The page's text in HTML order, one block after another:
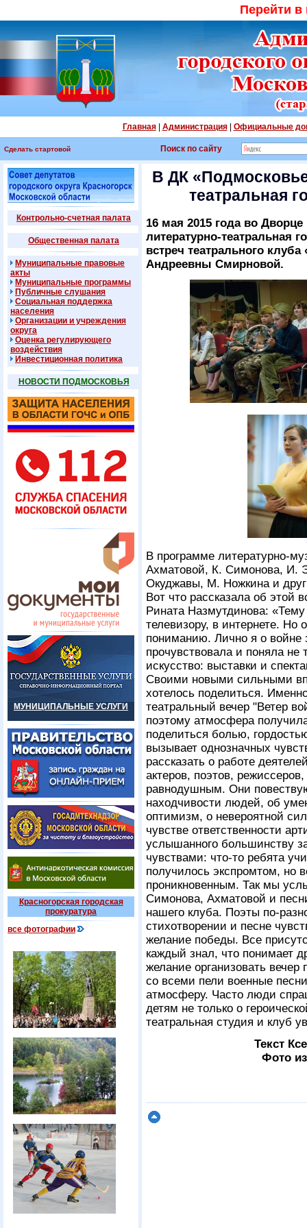
Перейти
Главная| Администрация| Официальные
Сделать стартовой Поиск по сайту
Контрольно-счетная палата
Общественная палата
Муниципальные правовые
акты
Муниципальные программы
Публичные слушания
Социальная поддержка
населения
Организации и учреждения
округа
Оценка регулирующего
воздействия
Инвестиционная политика
НОВОСТИ ПОДМОСКОВЬЯ
МУНИЦИПАЛЬНЫЕ УСЛУГИ
Красногорская городская
прокуратура
все фотографии
В ДК
театральная
16 мая 2015 года во
литературно-театральная
встреч театрального
Андреевны Смирновой.
В программе литературно-
Ахматовой, К. Симонова, И.
Окуджавы, М. Ножкина и
Вот что рассказала об этой
Рината Назмутдинова:
телевизору, в интернете. Но
пониманию. Лично я о войне
прочувствовала и поняла
искусство: выставки и
Своими новыми сильными
хотелось поделиться.
театральный вечер "Ветер
поэтому атмосфера
поделиться болью,
вызывает однозначных
рассказать о работе
актеров, поэтов,
равнодушным. Они
находчивости людей, об
оптимизм, о невероятной
чувстве ответственности
услышанного большинству
чувствами: что-то ребята
получилось экспромтом, но
проникновенным. Так мы
Симонова, Ахматовой и
нашего клуба. Поэты по-
стихотворении и песне
желание победы. Все
каждый знал, что понимает
желание организовать
со всеми пели военные
атмосферу. Часто люди
детям не только о
театральная студия и клуб
Текст
Фото